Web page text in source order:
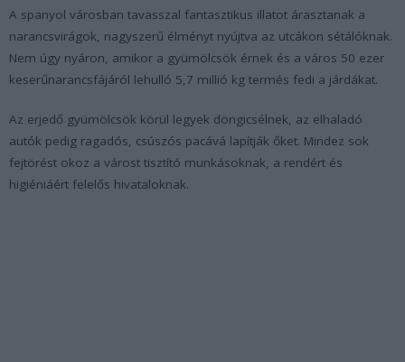
A spanyol városban tavasszal fantasztikus illatot árasztanak a
narancsvirágok, nagyszerű élményt nyújtva az utcákon sétálóknak.
Nem úgy nyáron, amikor a gyümölcsök érnek és a város 50 ezer
keserűnarancsfájáról lehulló 5,7 millió kg termés fedi a járdákat.
Az erjedő gyümölcsök körül legyek döngicsélnek, az elhaladó
autók pedig ragadós, csúszós pacává lapítják őket. Mindez sok
fejtörést okoz a várost tisztító munkásoknak, a rendért és
higiéniáért felelős hivataloknak.